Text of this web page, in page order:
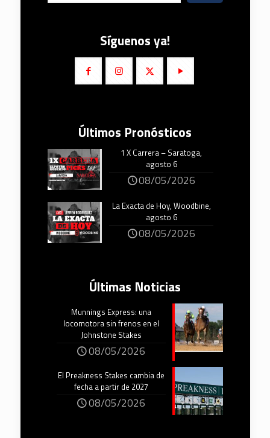
Síguenos ya!
Últimos Pronósticos
1 X Carrera – Saratoga,
agosto 6
08/05/2026
La Exacta de Hoy, Woodbine,
agosto 6
08/05/2026
Últimas Noticias
Munnings Express: una
locomotora sin frenos en el
Johnstone Stakes
08/05/2026
El Preakness Stakes cambia de
fecha a partir de 2027
08/05/2026